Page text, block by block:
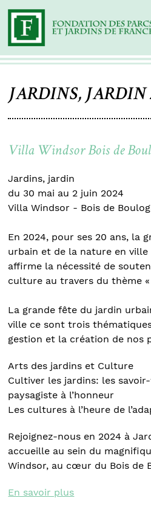
JARDINS, JARDIN
Villa Windsor Bois de
Jardins, jardin
du 30 mai au 2 juin 2024
Villa Windsor - Bois de
En 2024, pour ses 20 ans, la
urbain et de la nature en ville
affirme la nécessité de
culture au travers du thème
La grande fête du jardin
ville ce sont trois
gestion et la création de nos
Arts des jardins et Culture
Cultiver les jardins: les
paysagiste à l’honneur
Les cultures à l’heure de
Rejoignez-nous en 2024 à
accueille au sein du
Windsor, au cœur du Bois de
En savoir plus